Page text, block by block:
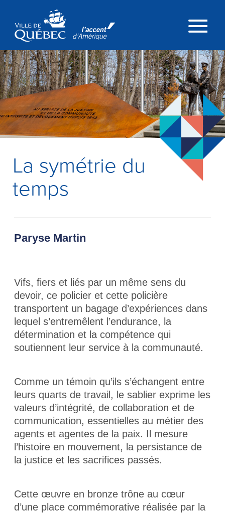
Passer au contenu principal
Menu
La symétrie du
temps
Paryse Martin
Vifs, fiers et liés par un même sens du
devoir, ce policier et cette policière
transportent un bagage d’expériences dans
lequel s’entremêlent l’endurance, la
détermination et la compétence qui
soutiennent leur service à la communauté.
Comme un témoin qu’ils s’échangent entre
leurs quarts de travail, le sablier exprime les
valeurs d’intégrité, de collaboration et de
communication, essentielles au métier des
agents et agentes de la paix. Il mesure
l’histoire en mouvement, la persistance de
la justice et les sacrifices passés.
Cette œuvre en bronze trône au cœur
d’une place commémorative réalisée par la